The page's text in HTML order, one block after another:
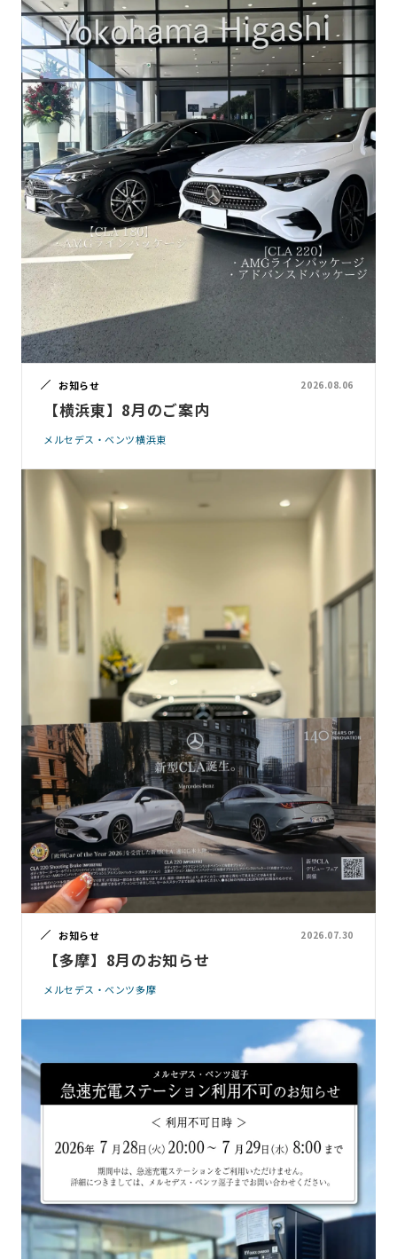
お知らせ 2026.08.06
【横浜東】8月のご案内
メルセデス・ベンツ横浜東
お知らせ 2026.07.30
【多摩】8月のお知らせ
メルセデス・ベンツ多摩